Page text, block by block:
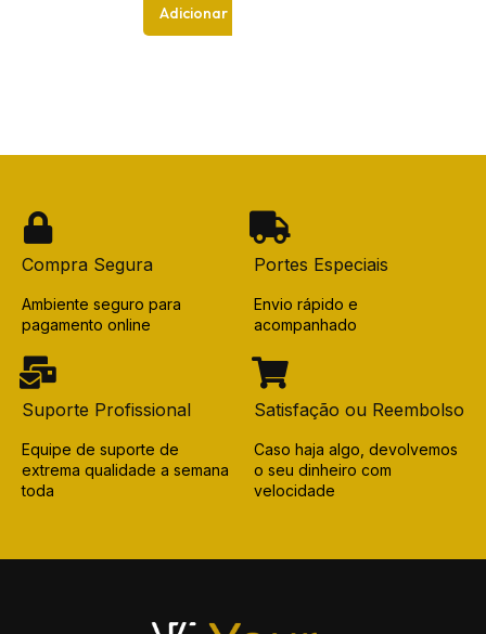
Adicionar
Compra Segura
Ambiente seguro para
pagamento online
Portes Especiais
Envio rápido e
acompanhado
Suporte Profissional
Equipe de suporte de
extrema qualidade a semana
toda
Satisfação ou Reembolso
Caso haja algo, devolvemos
o seu dinheiro com
velocidade